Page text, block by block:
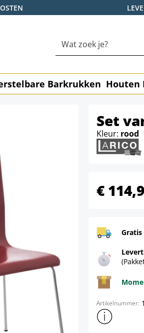
Barkrukken Houten
Set
Kleur: rood
€
Artikelnummer:
Toon meer